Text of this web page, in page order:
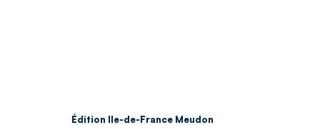
Édition Ile-de-France Meudon